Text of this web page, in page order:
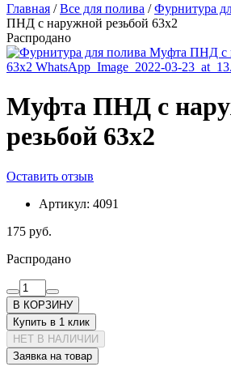
Главная /Все для полива /Фурнитура
ПНД с наружной резьбой 63х2
Распродано
Муфта ПНД с
резьбой 63х2
Оставить отзыв
Артикул: 4091
175 руб.
Распродано
В КОРЗИНУ
Купить в 1 клик
НЕТ В НАЛИЧИИ
Заявка на товар